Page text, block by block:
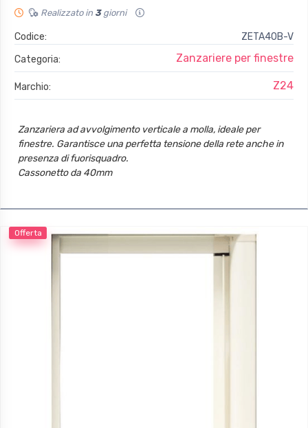
Realizzato in 3giorni
Codice:
ZETA40B-V
Categoria:
Zanzariere per finestre
Marchio: Z24
Zanzariera ad avvolgimento verticale a molla, ideale per
finestre. Garantisce una perfetta tensione della rete anche in
presenza di fuorisquadro.
Cassonetto da 40mm
Offerta